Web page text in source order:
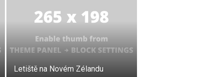
Letiště na Novém Zélandu